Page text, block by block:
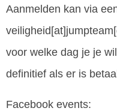
Aanmelden kan via
voor welke dag je je
definitief als er is
Facebook events: